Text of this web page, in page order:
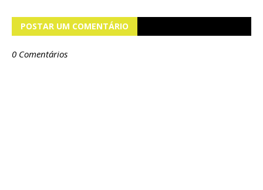
POSTAR UM COMENTÁRIO
0 Comentários